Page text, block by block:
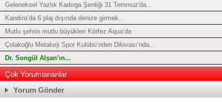
Geleneksel Yazlık Kadırga Şenliği 31 Temmuz'da...
Kandıra’da 6 plaj dışında denize girmek...
Mutlu şehrin mutlu büyükleri Körfez Aqua’da
Çolakoğlu Metalurji Spor Kulübü’nden Dilovası’nda...
Dr. Songül Alşan’ın...
Çok Yorumlananlar
Yorum Gönder